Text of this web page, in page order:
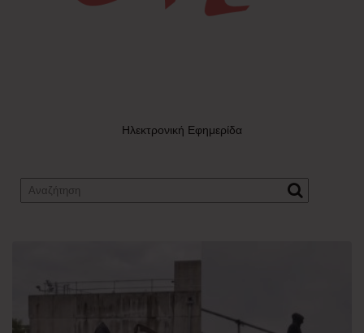
Ηλεκτρονική Εφημερίδα